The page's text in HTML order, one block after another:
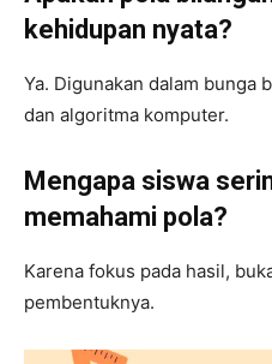
kehidupan nyata?
Ya. Digunakan dalam bunga
dan algoritma komputer.
Mengapa siswa
memahami pola?
Karena fokus pada hasil,
pembentuknya.